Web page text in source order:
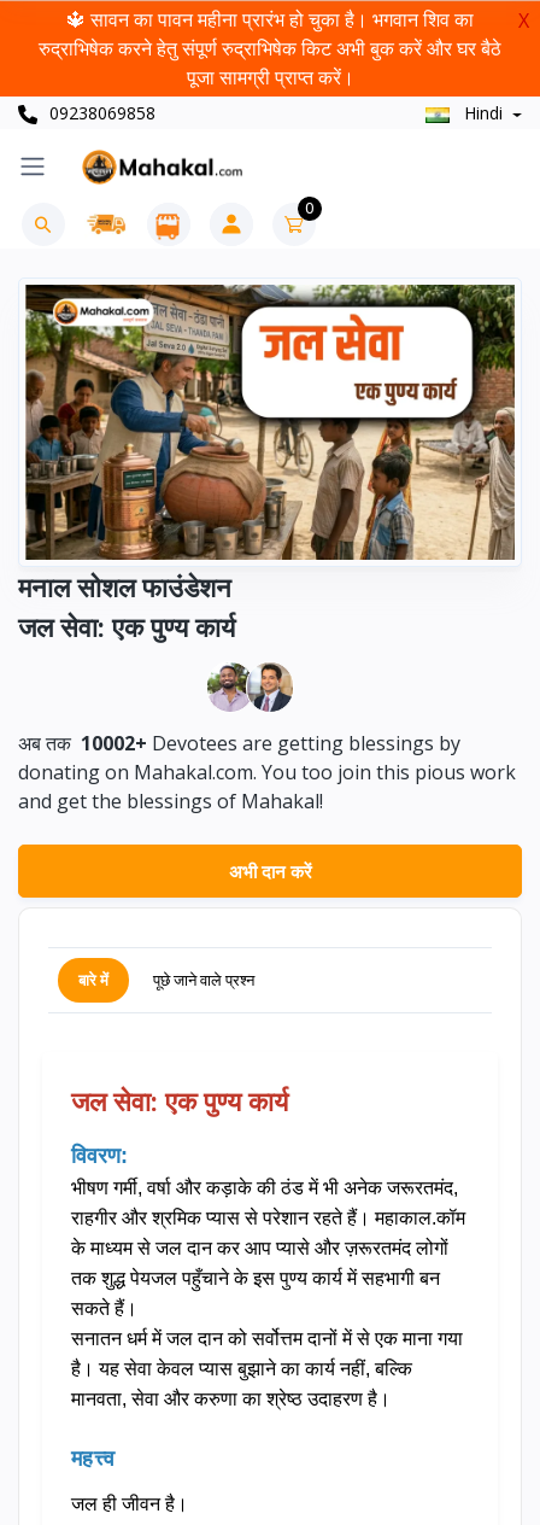
🔱 सावन का पावन महीना प्रारंभ हो चुका है। भगवान शिव का
रुद्राभिषेक करने हेतु संपूर्ण रुद्राभिषेक किट अभी बुक करें और घर बैठे
पूजा सामग्री प्राप्त करें।
X
09238069858 Hindi
0
मनाल सोशल फाउंडेशन
जल सेवा: एक पुण्य कार्य
अब तक 10002+ Devotees are getting blessings by
donating on Mahakal.com. You too join this pious work
and get the blessings of Mahakal!
अभी दान करें
बारे में पूछे जाने वाले प्रश्न
जल सेवा: एक पुण्य कार्य
विवरण:
भीषण गर्मी, वर्षा और कड़ाके की ठंड में भी अनेक जरूरतमंद,
राहगीर और श्रमिक प्यास से परेशान रहते हैं। महाकाल.कॉम
के माध्यम से जल दान कर आप प्यासे और ज़रूरतमंद लोगों
तक शुद्ध पेयजल पहुँचाने के इस पुण्य कार्य में सहभागी बन
सकते हैं।
सनातन धर्म में जल दान को सर्वोत्तम दानों में से एक माना गया
है।यह सेवा केवल प्यास बुझाने का कार्य नहीं, बल्कि
मानवता, सेवा और करुणा का श्रेष्ठ उदाहरण है।
महत्त्व
जल ही जीवन है।